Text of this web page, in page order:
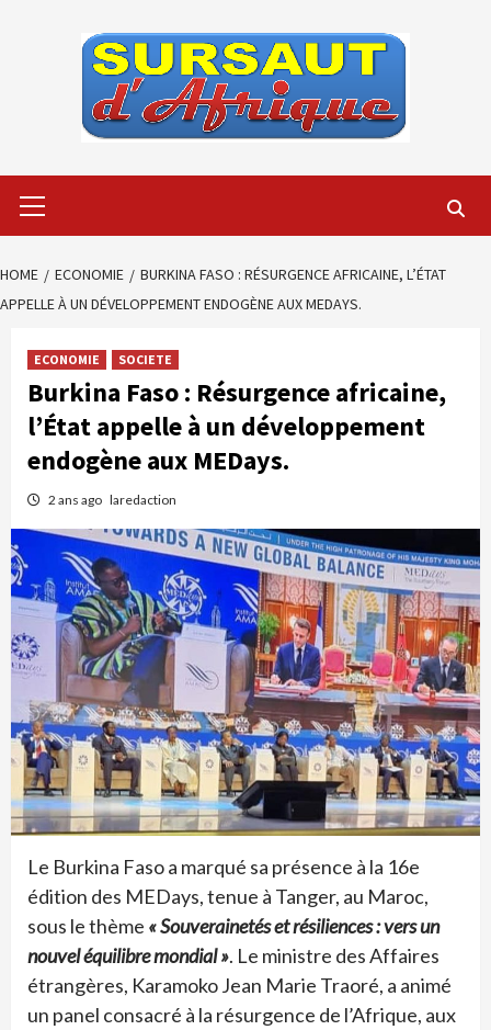
Menu
HOME ECONOMIE
BURKINA FASO : RÉSURGENCE AFRICAINE, L’ÉTAT
APPELLE À UN DÉVELOPPEMENT ENDOGÈNE AUX MEDAYS.
ECONOMIE SOCIETE
Burkina Faso : Résurgence africaine,
l’État appelle à un développement
endogène aux MEDays.
2 ans ago laredaction
Le Burkina Faso a marqué sa présence à la 16e
édition des MEDays, tenue à Tanger, au Maroc,
sous le thème « Souverainetés et résiliences : vers un
nouvel équilibre mondial ». Le ministre des Affaires
étrangères, Karamoko Jean Marie Traoré, a animé
un panel consacré à la résurgence de l’Afrique, aux